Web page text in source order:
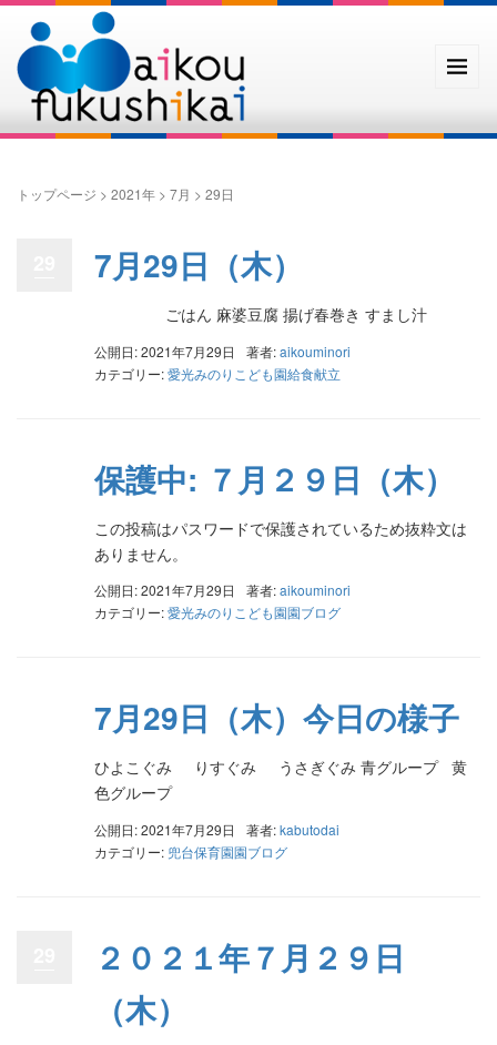
トップページ > 2021年 > 7月 > 29日
7月29日（木）
ごはん 麻婆豆腐 揚げ春巻き すまし汁
公開日: 2021年7月29日 著者:aikouminori
カテゴリー:愛光みのりこども園給食献立
保護中: ７月２９日（木）
この投稿はパスワードで保護されているため抜粋文は
ありません。
公開日: 2021年7月29日 著者:aikouminori
カテゴリー:愛光みのりこども園園ブログ
7月29日（木）今日の様子
ひよこぐみ りすぐみ うさぎぐみ 青グループ 黄
色グループ
公開日: 2021年7月29日 著者:kabutodai
カテゴリー: 兜台保育園園ブログ
２０２１年７月２９日
（木）